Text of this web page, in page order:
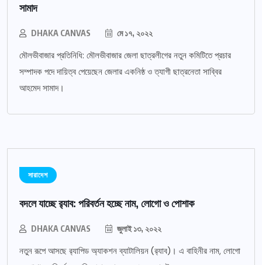
সামাদ
DHAKA CANVAS মে ১৭, ২০২২
মৌলভীবাজার প্রতিনিধি: মৌলভীবাজার জেলা ছাত্রলীগের নতুন কমিটিতে প্রচার
সম্পাদক পদে দায়িত্ব পেয়েছেন জেলার একনিষ্ঠ ও ত্যাগী ছাত্রনেতা সাব্বির
আহমেদ সামাদ।
সারাদেশ
বদলে যাচ্ছে র‌্যাব: পরিবর্তন হচ্ছে নাম, লোগো ও পোশাক
DHAKA CANVAS জুলাই ১৩, ২০২২
নতুন রূপে আসছে র‌্যাপিড অ্যাকশন ব্যাটালিয়ন (র‌্যাব)। এ বাহিনীর নাম, লোগো